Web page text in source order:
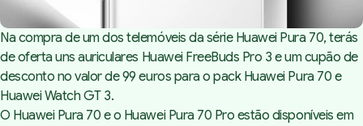
Na compra de um dos telemóveis da série Huawei Pura 70, terás
de oferta uns auriculares Huawei FreeBuds Pro 3 e um cupão de
desconto no valor de 99 euros para o pack Huawei Pura 70 e
Huawei Watch GT 3.
O Huawei Pura 70 e o Huawei Pura 70 Pro estão disponíveis em